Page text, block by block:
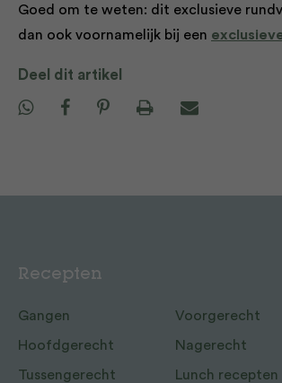
Goed om te weten: dit exclusieve
dan ook voornamelijk bij een
Deel dit artikel
Recepten
Gangen Voorgerecht
Hoofdgerecht Nagerecht
Tussengerecht Lunch recepten